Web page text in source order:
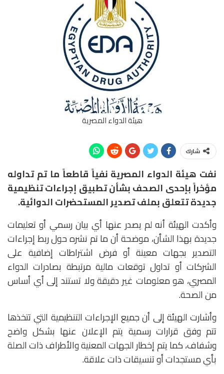
هيئة الدواء المصرية
شارك
نفت هيئة الدواء المصرية نفياً قاطعاً ما تم تداوله
مؤخراً بإحدى الصحف بشأن تطبيق إجراءات تنظيمية
جديدة تتعلق بملف تصدير المستحضرات الدوائية.
وأكدت الهيئة أنه لم يصدر عنها أي بيان رسمي أو تعليمات
جديدة بهذا الشأن، موضحة أن ما تم نشره حول ربط إجراءات
التصدير بجهات معينة أو فرض اشتراطات إضافية على
الشركات أو تداول توقعات مالية مرتبطة بصادرات الدواء
المصري، هو معلومات غير دقيقة ولا تستند إلى أي أساس
من الصحة.
وأشارت الهيئة إلى أن جميع الإجراءات التنظيمية التي تتخذها
تتم وفق قرارات رسمية يتم الإعلان عنها بشكل واضح
وشفاف، كما يتم إخطار الجهات المعنية والأطراف ذات الصلة
بأي مستجدات أو تنسيقات ذات علاقة.